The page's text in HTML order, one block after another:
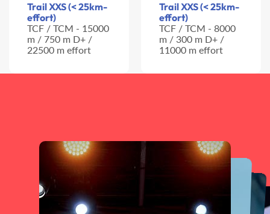
Trail XXS (< 25km-
effort)
TCF / TCM - 15000
m / 750 m D+ /
22500 m effort
Trail XXS (< 25km-
effort)
TCF / TCM - 8000
m / 300 m D+ /
11000 m effort